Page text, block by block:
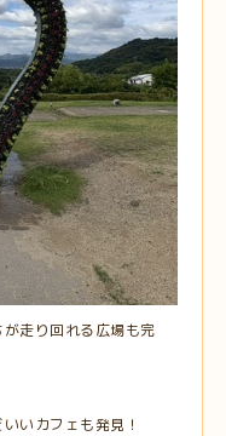
走り回れる広場も完
いカフェも発見！